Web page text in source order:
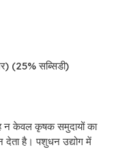
(25% सब्सिडी)
न केवल कृषक समुदायों का
देता है।पशुधन उद्योग में